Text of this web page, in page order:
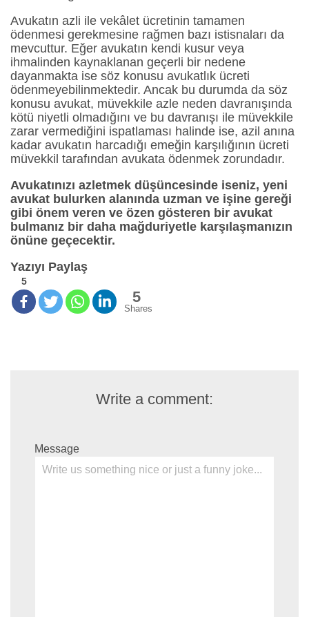
Avukatın azli ile vekâlet ücretinin tamamen
ödenmesi gerekmesine rağmen bazı istisnaları da
mevcuttur. Eğer avukatın kendi kusur veya
ihmalinden kaynaklanan geçerli bir nedene
dayanmakta ise söz konusu avukatlık ücreti
ödenmeyebilinmektedir. Ancak bu durumda da söz
konusu avukat, müvekkile azle neden davranışında
kötü niyetli olmadığını ve bu davranışı ile müvekkile
zarar vermediğini ispatlaması halinde ise, azil anına
kadar avukatın harcadığı emeğin karşılığının ücreti
müvekkil tarafından avukata ödenmek zorundadır.
Avukatınızı azletmek düşüncesinde iseniz, yeni
avukat bulurken alanında uzman ve işine gereği
gibi önem veren ve özen gösteren bir avukat
bulmanız bir daha mağduriyetle karşılaşmanızın
önüne geçecektir.
Yazıyı Paylaş
5
5
Shares
Write a comment:
Message